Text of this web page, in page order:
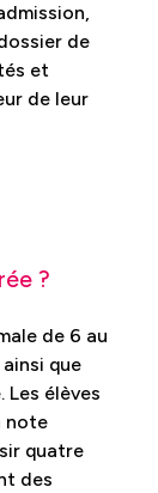
de
et
de leur
?
de 6 au
que
élèves
note
quatre
des